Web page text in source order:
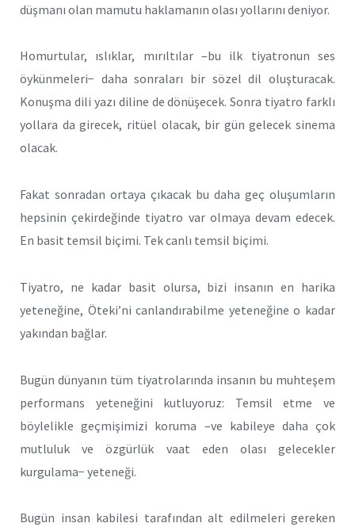
düşmanı olan mamutu haklamanın olası yollarını deniyor.
Homurtular, ıslıklar, mırıltılar –bu ilk tiyatronun ses
öykünmeleri− daha sonraları bir sözel dil oluşturacak.
Konuşma dili yazı diline de dönüşecek. Sonra tiyatro farklı
yollara da girecek, ritüel olacak, bir gün gelecek sinema
olacak.
Fakat sonradan ortaya çıkacak bu daha geç oluşumların
hepsinin çekirdeğinde tiyatro var olmaya devam edecek.
En basit temsil biçimi. Tek canlı temsil biçimi.
Tiyatro, ne kadar basit olursa, bizi insanın en harika
yeteneğine, Öteki’ni canlandırabilme yeteneğine o kadar
yakından bağlar.
Bugün dünyanın tüm tiyatrolarında insanın bu muhteşem
performans yeteneğini kutluyoruz: Temsil etme ve
böylelikle geçmişimizi koruma –ve kabileye daha çok
mutluluk ve özgürlük vaat eden olası gelecekler
kurgulama− yeteneği.
Bugün insan kabilesi tarafından alt edilmeleri gereken